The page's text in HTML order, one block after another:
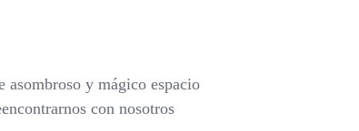
asombroso y mágico espacio
con nosotros